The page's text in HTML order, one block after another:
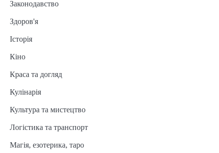
Законодавство
Здоров'я
Історія
Кіно
Краса та догляд
Кулінарія
Культура та мистецтво
Логістика та транспорт
Магія, езотерика, таро